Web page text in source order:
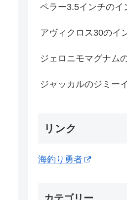
ペラー3.5インチのイ
アヴィクロス30のイ
ジェロニモマグナム
ジャッカルのジミー
リンク
海釣り勇者